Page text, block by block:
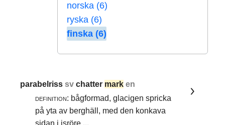
norska (6)
ryska (6)
finska (6)
parabelrisssvchatter mark en
definition: bågformad, glacigen spricka
på yta av berghäll, med den konkava
sidan i isröre ...